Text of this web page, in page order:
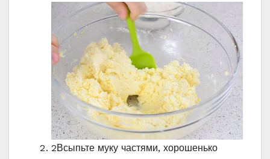
2Всыпьте муку частями, хорошенько